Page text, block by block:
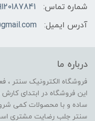
شماره تماس:
- 09023176403
آدرس ایمیل:
درباره ما
این فروشگاه در ابتدای
ساده و با محصولات کمی
سنتر جلب رضایت مشتری